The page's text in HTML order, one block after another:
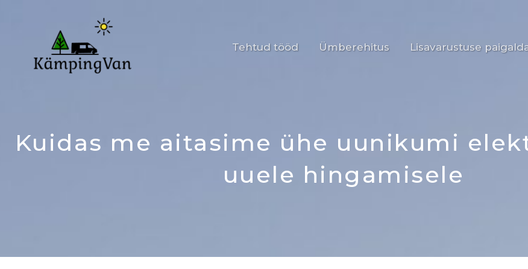
Tehtud tööd Ümberehitus Lisavarustuse
Kuidas me aitasime ühe uunikumi
uuele hingamisele